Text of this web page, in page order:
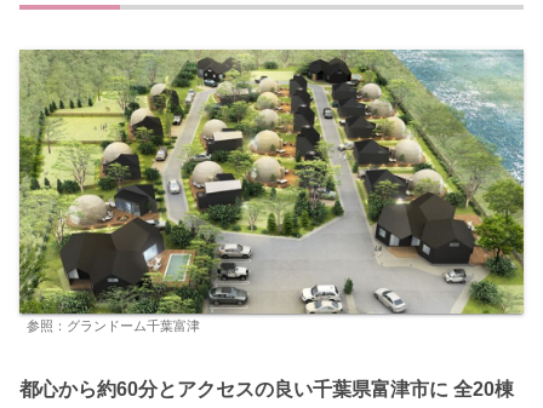
参照：グランドーム千葉富津
都心から約60分とアクセスの良い千葉県富津市に 全20棟